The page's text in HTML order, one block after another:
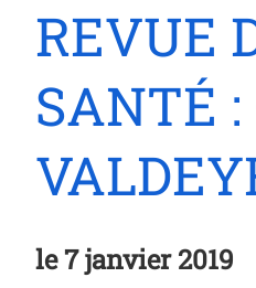
REVUE
SANTÉ
le7 janvier 2019